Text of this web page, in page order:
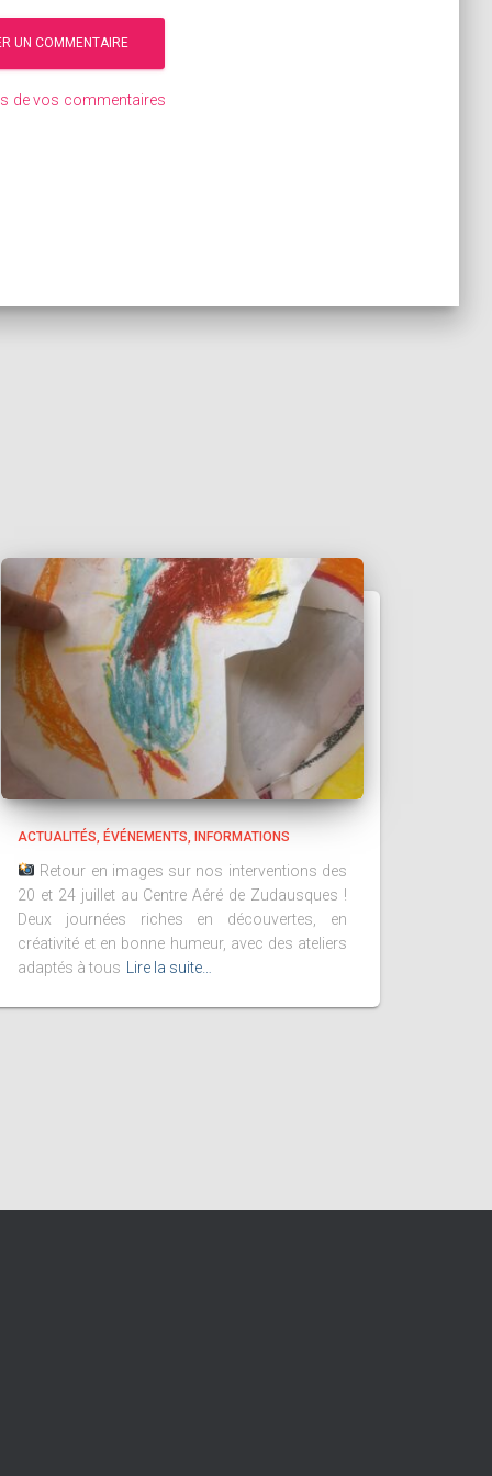
de vos commentaires
ACTUALITÉS ÉVÉNEMENTS INFORMATIONS
Retour en images sur nos interventions des
20 et 24 juillet au Centre Aéré de Zudausques !
Deux journées riches en découvertes, en
créativité et en bonne humeur, avec des ateliers
adaptés à tous
Lire la suite…